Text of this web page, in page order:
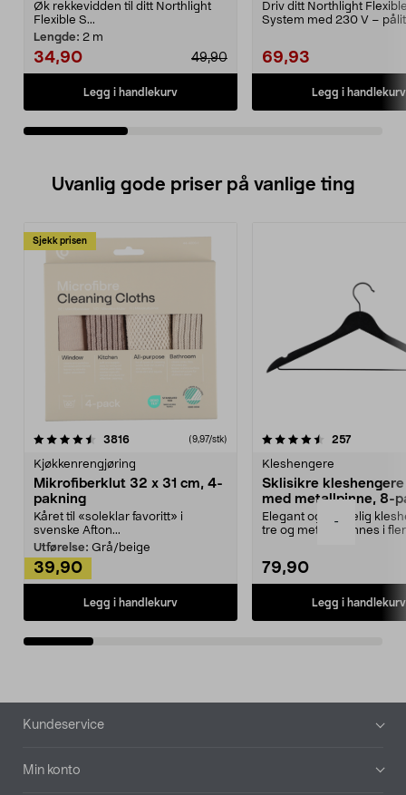
-
Øk rekkevidden til ditt Northlight
Flexible S...
Lengde: 2 m
49,90
34,90
Legg i handlekurv
Driv ditt Northlight
System med 230 V –
69,93
Legg i handlekurv
Uvanlig gode priser på vanlige ting
Sjekk prisen
3816anmeldelser(9,97/stk)
Kjøkkenrengjøring
Mikrofiberklut 32 x 31 cm, 4-
pakning
Kåret til «soleklar favoritt» i
svenske Afton...
Utførelse: Grå/beige
39,90
Legg i handlekurv
4.5av 5 stjerner 257
Kleshengere
Sklisikre
med metallpinne, 8-
Elegant og skikkelig
tre og metall – finnes i
79,90
Legg i handlekurv
4.5av 5 stjerner
Bunntekst
Kundeservice
Min konto